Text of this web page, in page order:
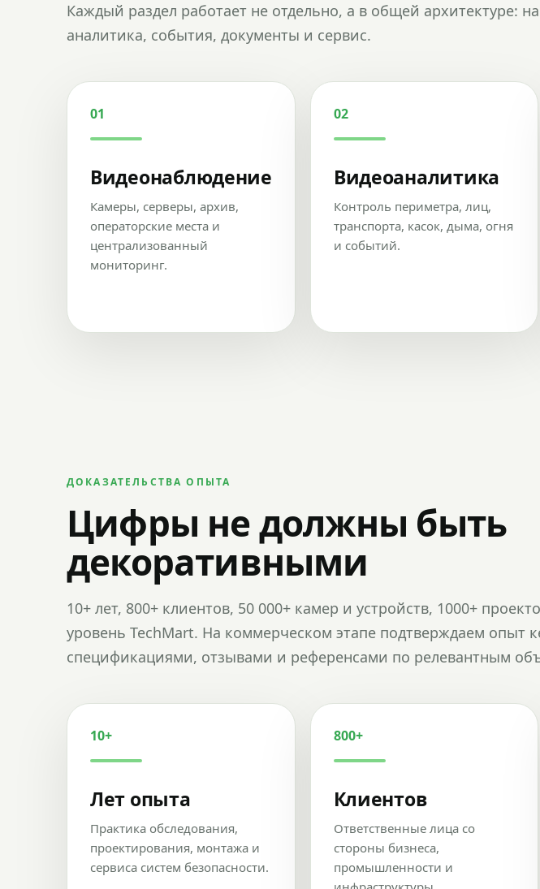
Каждый раздел работает не отдельно, а в общей архитектуре:
аналитика, события, документы и сервис.
01
Видеонаблюдение
Камеры, серверы, архив,
операторские места и
централизованный
мониторинг.
02
Видеоаналитика
Контроль периметра, лиц,
транспорта, касок, дыма, огня
и событий.
ДОКАЗАТЕЛЬСТВА ОПЫТА
Цифры не должны быть
декоративными
10+ лет, 800+ клиентов, 50 000+ камер и устройств, 1000+
уровень TechMart. На коммерческом этапе подтверждаем опыт
спецификациями, отзывами и референсами по релевантным
10+
Лет опыта
Практика обследования,
проектирования, монтажа и
сервиса систем безопасности.
800+
Клиентов
Ответственные лица со
стороны бизнеса,
промышленности и